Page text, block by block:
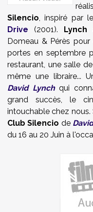
Silencio, inspiré par
Drive (2001). Lynch
Domeau & Pérès
portes en septembre
restaurant, une salle
même une libraire...
David Lynchqui
grand succès, le
intouchable chez nous.
Club Silencio de
du 16 au 20 Juin à